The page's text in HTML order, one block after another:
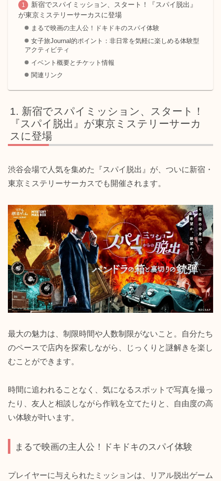
新宿でスパイミッション、スタート！『スパイ脱出』
が東京ミステリーサーカスに登場
まるで映画の主人公！ドキドキのスパイ体験
女子旅Journal的ポイント：非日常を気軽に楽しめる体験型
アクティビティ
イベント概要とチケット情報
関連リンク
新宿でスパイミッション、スタート！
『スパイ脱出』が東京ミステリーサーカ
スに登場
渋谷会場で人気を集めた『スパイ脱出』が、ついに新宿・
東京ミステリーサーカスでも開催されます。
最大の魅力は、制限時間や人数制限がないこと。自分たち
のペースで店内を探索しながら、じっくりと謎解きを楽し
むことができます。
時間に追われることなく、気になるスポットで写真を撮っ
たり、友人と相談しながら作戦を立てたりと、自由度の高
い体験が叶います。
まるで映画の主人公！ドキドキのスパイ体験
プレイヤーに与えられたミッションは、リアル脱出ゲーム